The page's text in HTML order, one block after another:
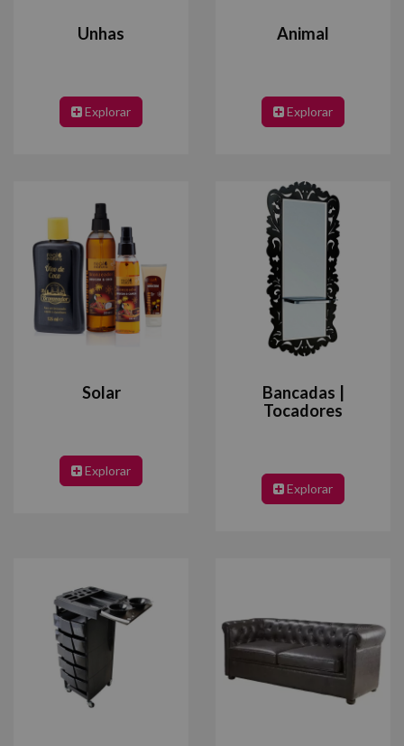
Unhas
Explorar
Animal
Explorar
Solar
Explorar
Bancadas |
Tocadores
Explorar